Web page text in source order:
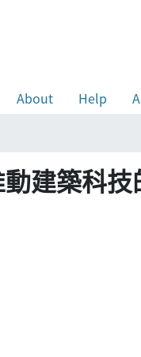
About Help
建築科